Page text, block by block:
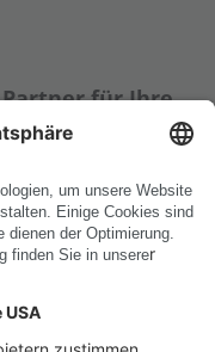
für Ihre